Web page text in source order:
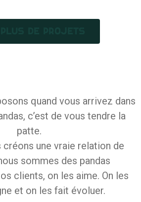
quand vous arrivez dans
c’est de vous tendre la
patte.
créons une vraie relation de
sommes des pandas
clients, on les aime. On les
et on les fait évoluer.